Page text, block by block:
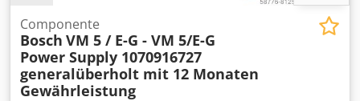
Componente
Bosch VM 5 / E-G - VM 5/E-G
Power Supply 1070916727
generalüberholt mit 12 Monaten
Gewährleistung